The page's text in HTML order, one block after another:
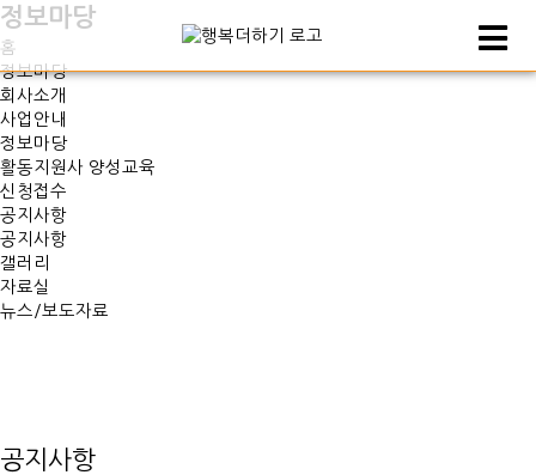
정보마당
홈
정보마당
회사소개
사업안내
정보마당
활동지원사 양성교육
신청접수
공지사항
공지사항
갤러리
자료실
뉴스/보도자료
공지사항